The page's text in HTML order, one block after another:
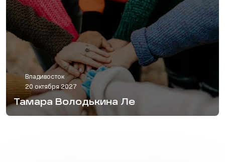
Владивосток
20 октября 2027
Тамара Володькина Ле